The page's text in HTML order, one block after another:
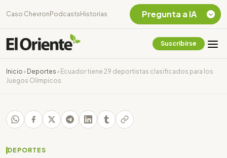
Caso Chevron Podcasts Historias
Suscribirse
Inicio › Deportes › Ecuador tiene 29 deportistas clasificados para los
Juegos Olímpicos.
DEPORTES
Pregunta a IA
Chevron Ecuador